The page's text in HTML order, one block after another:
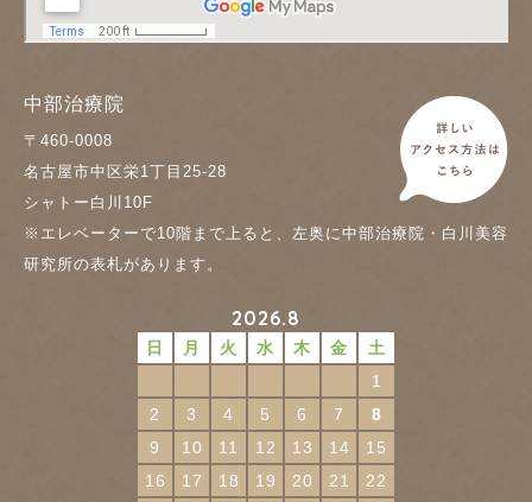
中部治療院
〒460-0008
名古屋市中区栄1丁目25-28
シャトー白川10F
※エレベーターで10階まで上ると、左奥に中部治療院・白川美容
研究所の表札があります。
2026.8
日 月 火 水 木 金
土
1
2
3 4 5 6 7
8
9
10 11 12 13 14
15
16
17 18 19 20 21
22